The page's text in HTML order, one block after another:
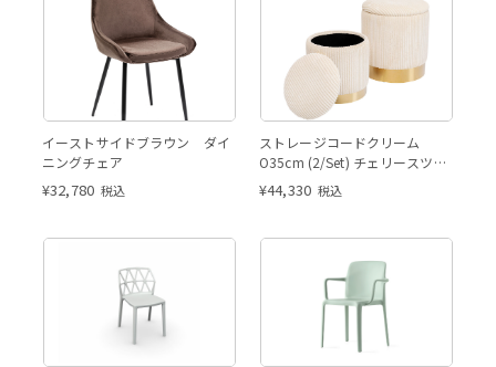
イーストサイドブラウン ダイ
ニングチェア
¥32,780 税込
ストレージコードクリーム
O35cm (2/Set) チェリースツー
ル
¥44,330 税込